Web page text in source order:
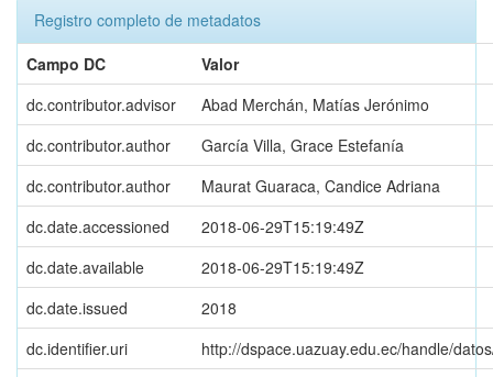
Registro completo de metadatos
Campo DC
Valor
dc.contributor.advisor
Abad Merchán, Matías Jerónimo
dc.contributor.author
García Villa, Grace Estefanía
dc.contributor.author
Maurat Guaraca, Candice Adriana
dc.date.accessioned
2018-06-29T15:19:49Z
dc.date.available
2018-06-29T15:19:49Z
dc.date.issued
2018
dc.identifier.uri
http://dspace.uazuay.edu.ec/handle/